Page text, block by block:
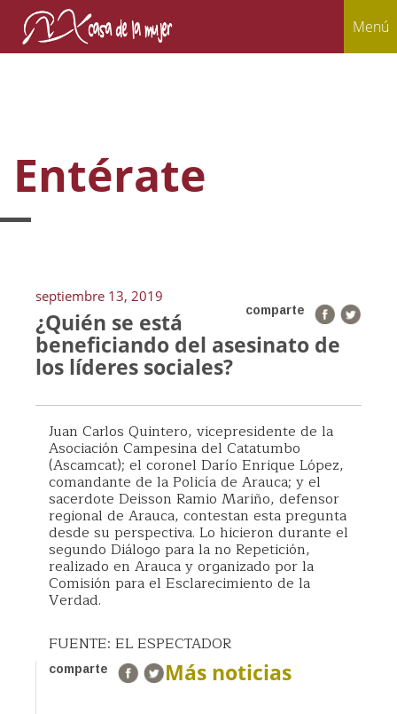
Menú
Entérate
septiembre 13, 2019
comparte
¿Quién se está
beneficiando del asesinato de
los líderes sociales?
Juan Carlos Quintero, vicepresidente de la
Asociación Campesina del Catatumbo
(Ascamcat); el coronel Darío Enrique López,
comandante de la Policía de Arauca; y el
sacerdote Deisson Ramio Mariño, defensor
regional de Arauca, contestan esta pregunta
desde su perspectiva. Lo hicieron durante el
segundo Diálogo para la no Repetición,
realizado en Arauca y organizado por la
Comisión para el Esclarecimiento de la
Verdad.
FUENTE: EL ESPECTADOR
comparte Más noticias